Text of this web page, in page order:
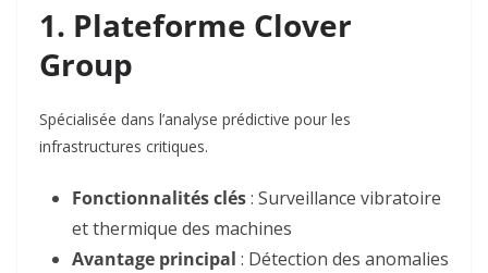
1. Plateforme Clover
Group
Spécialisée dans l’analyse prédictive pour les
infrastructures critiques.
Fonctionnalités clés: Surveillance vibratoire
et thermique des machines
Avantage principal : Détection des anomalies